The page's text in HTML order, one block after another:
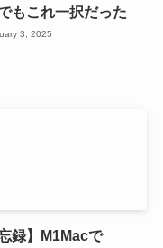
もこれ一択だった
3, 2025
忘録】M1Macで